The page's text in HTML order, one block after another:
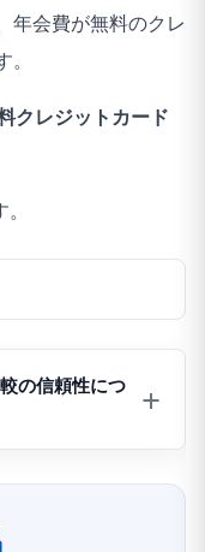
年会費が無料のクレ
クレジットカード
の信頼性につ
正確かつ最新の